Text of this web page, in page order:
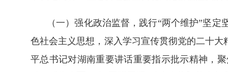
（一）强化政治监督，践行“两个维护”坚
色社会主义思想，深入学习宣传贯彻党的二十
平总书记对湖南重要讲话重要指示批示精神，